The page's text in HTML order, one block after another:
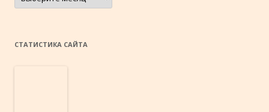
СТАТИСТИКА САЙТА